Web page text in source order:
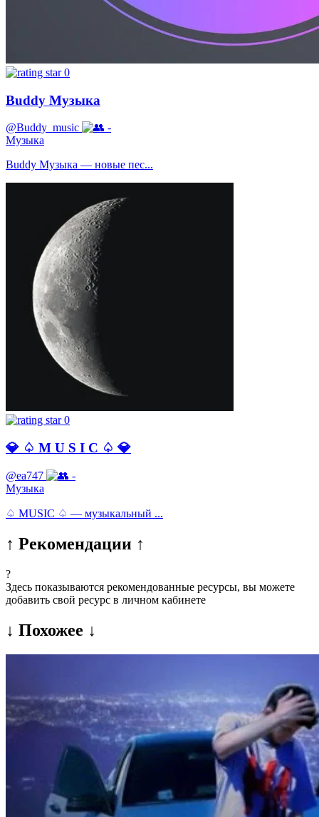
0
Buddy Музыка
@Buddy_music
-
Музыка
Buddy Музыка — новые пес...
0
💎 ♤ M U S I C ♤ 💎
@ea747
-
Музыка
♤ MUSIC ♤ — музыкальный ...
↑ Рекомендации ↑
?
Здесь показываются рекомендованные ресурсы, вы можете
добавить свой ресурс в личном кабинете
↓ Похожее ↓